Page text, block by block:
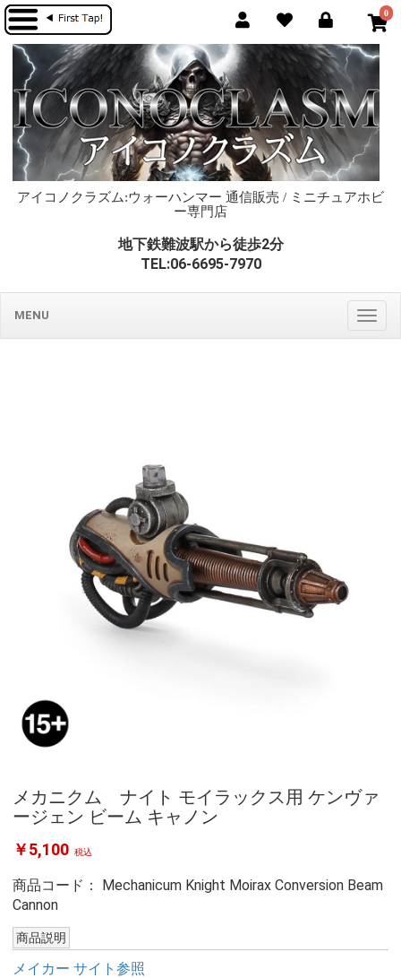
0
アイコノクラズム:ウォーハンマー 通信販売 / ミニチュアホビ
ー専門店
地下鉄難波駅から徒歩2分
TEL:06-6695-7970
MENU
メカニクム ナイト モイラックス用 ケンヴァ
ージェン ビーム キャノン
￥5,100 税込
商品コード： Mechanicum Knight Moirax Conversion Beam
Cannon
商品説明
メイカー サイト参照